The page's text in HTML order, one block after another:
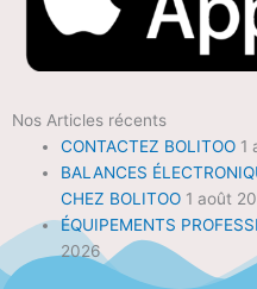
Nos Articles récents
CONTACTEZ BOLITOO 1
BALANCES
CHEZ BOLITOO 1 août
ÉQUIPEMENTS
2026